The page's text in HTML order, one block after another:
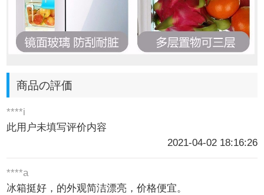
商品の評価
****i
此用户未填写评价内容
2021-04-02 18:16:26
****a
冰箱挺好，的外观简洁漂亮，价格便宜。